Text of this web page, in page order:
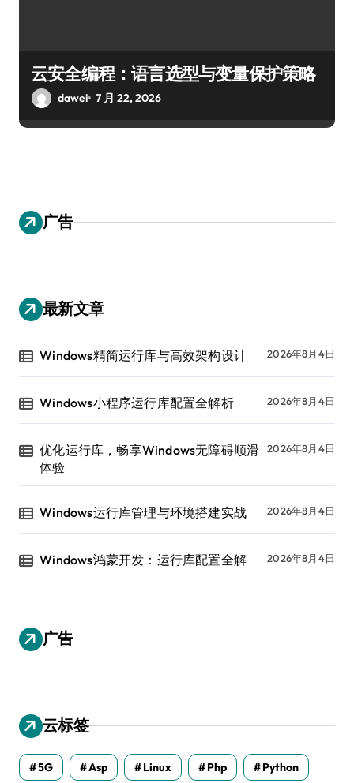
云安全编程：语言选型与变量保护策略
dawei 7 月 22, 2026
广告
最新文章
Windows精简运行库与高效架构设计 2026年8月4日
Windows小程序运行库配置全解析 2026年8月4日
优化运行库，畅享Windows无障碍顺滑
体验
2026年8月4日
Windows运行库管理与环境搭建实战 2026年8月4日
Windows鸿蒙开发：运行库配置全解 2026年8月4日
广告
云标签
5G Asp Linux Php Python